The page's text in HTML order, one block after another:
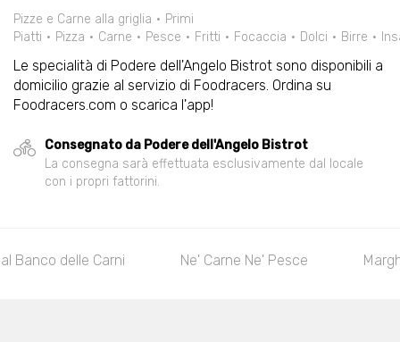
Pizze e Carne alla griglia
Primi
Piatti
Pizza Carne Pesce Fritti Focaccia Dolci Birre
Le specialità di Podere dell'Angelo Bistrot sono disponibili a
domicilio grazie al servizio di Foodracers. Ordina su
Foodracers.com o scarica l'app!
Consegnato da Podere dell'Angelo Bistrot
La consegna sarà effettuata esclusivamente dal locale
con i propri fattorini.
Banco delle Carni Ne' Carne Ne' Pesce